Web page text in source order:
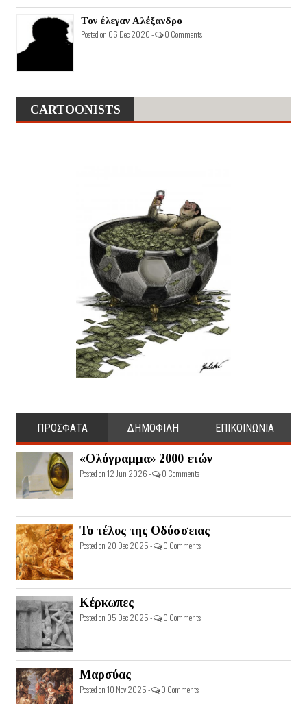
Τον έλεγαν Αλέξανδρο
Posted on 06 Dec 2020 - 0 Comments
CARTOONISTS
ΠΡΟΣΦΑΤΑ ΔΗΜΟΦΙΛΗ ΕΠΙΚΟΙΝΩΝΙΑ
«Ολόγραμμα» 2000 ετών
Posted on 12 Jun 2026 - 0 Comments
Το τέλος της Οδύσσειας
Posted on 20 Dec 2025 - 0 Comments
Κέρκωπες
Posted on 05 Dec 2025 - 0 Comments
Μαρσύας
Posted on 10 Nov 2025 - 0 Comments